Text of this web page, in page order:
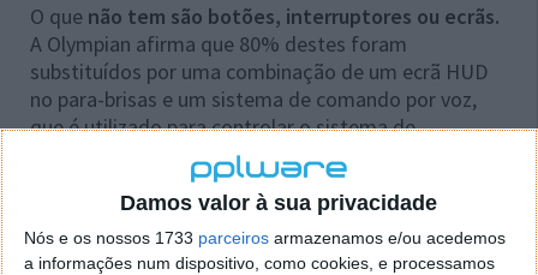
Damos valor à sua privacidade
Nós e os nossos 1733 parceiros armazenamos e/ou acedemos
a informações num dispositivo, como cookies, e processamos
O que não tem são botões, interruptores ou ecrãs.
A Olympian afirma que 80% destes foram
substituídos por uma combinação de um ecrã HUD
no para-brisas e um sistema de comando por voz,
que é utilizado para controlar o sistema de
infoentretenimento, o aquecimento/ar condicionado,
o ajuste dos bancos, a iluminação e outras funções.
O equipamento de segurança inclui até nove airbags
e vidro laminado em todas as janelas e no tejadilho.